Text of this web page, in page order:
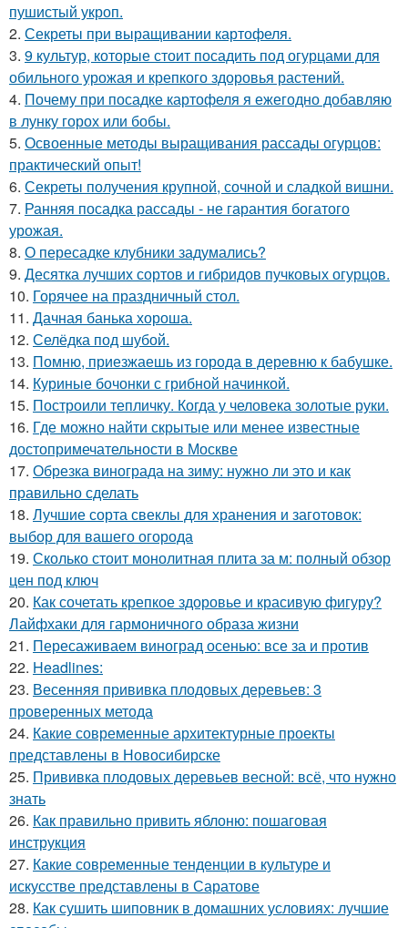
пушистый укроп.
2. Секреты при выращивании картофеля.
3. 9 культур, которые стоит посадить под огурцами для
обильного урожая и крепкого здоровья растений.
4. Почему при посадке картофеля я ежегодно добавляю
в лунку горох или бобы.
5. Освоенные методы выращивания рассады огурцов:
практический опыт!
6. Секреты получения крупной, сочной и сладкой вишни.
7. Ранняя посадка рассады - не гарантия богатого
урожая.
8. О пересадке клубники задумались?
9. Десятка лучших сортов и гибридов пучковых огурцов.
10. Горячее на праздничный стол.
11. Дачная банька хороша.
12. Селёдка под шубой.
13. Помню, приезжаешь из города в деревню к бабушке.
14. Куриные бочонки с грибной начинкой.
15. Построили тепличку. Когда у человека золотые руки.
16. Где можно найти скрытые или менее известные
достопримечательности в Москве
17. Обрезка винограда на зиму: нужно ли это и как
правильно сделать
18. Лучшие сорта свеклы для хранения и заготовок:
выбор для вашего огорода
19. Сколько стоит монолитная плита за м: полный обзор
цен под ключ
20. Как сочетать крепкое здоровье и красивую фигуру?
Лайфхаки для гармоничного образа жизни
21. Пересаживаем виноград осенью: все за и против
22. Headlines:
23. Весенняя прививка плодовых деревьев: 3
проверенных метода
24. Какие современные архитектурные проекты
представлены в Новосибирске
25. Прививка плодовых деревьев весной: всё, что нужно
знать
26. Как правильно привить яблоню: пошаговая
инструкция
27. Какие современные тенденции в культуре и
искусстве представлены в Саратове
28. Как сушить шиповник в домашних условиях: лучшие